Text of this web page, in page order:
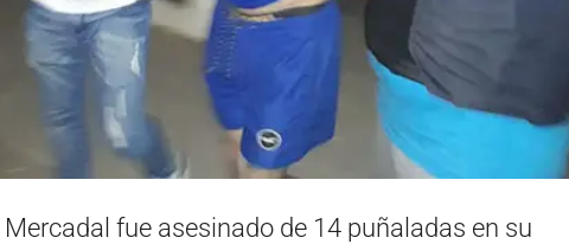
fue asesinado de 14 puñaladas en su